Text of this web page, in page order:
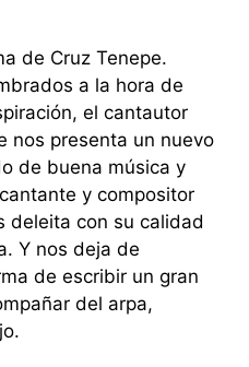
de Cruz Tenepe.
a la hora de
el cantautor
nos presenta un nuevo
de buena música y
y compositor
deleita con su calidad
Y nos deja de
de escribir un gran
del arpa,